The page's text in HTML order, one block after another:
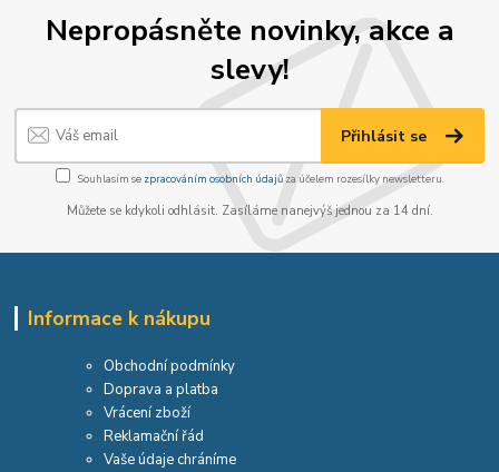
Nepropásněte novinky, akce a
slevy!
Přihlásit se
Souhlasím se zpracováním osobních údajůza účelem rozesílky newsletteru.
Můžete se kdykoli odhlásit. Zasíláme nanejvýš jednou za 14 dní.
Informace k nákupu
Obchodní podmínky
Doprava a platba
Vrácení zboží
Reklamační řád
Vaše údaje chráníme